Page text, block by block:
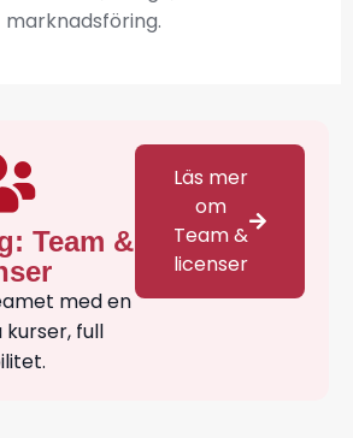
marknadsföring.
Team &
med en
kurser, full
Läs mer
om
Team &
licenser